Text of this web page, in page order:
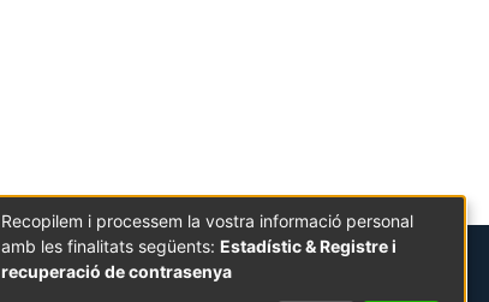
Recopilem i processem la vostra informació personal
amb les finalitats següents: Estadístic & Registre i
recuperació de contrasenya